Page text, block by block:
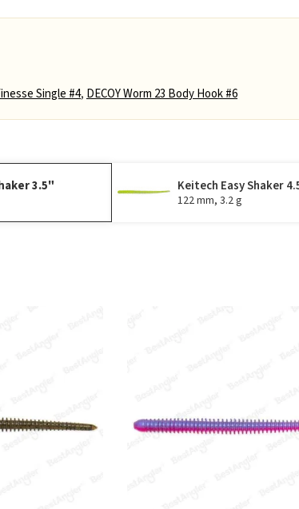
Single #4, DECOY Worm 23 Body Hook #6
3.5" Keitech Easy Shaker
122 mm, 3.2 g